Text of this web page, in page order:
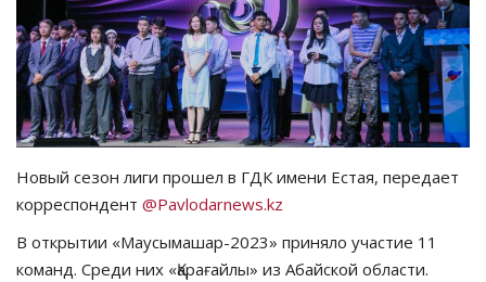
Чек-лист
РАЗВЛЕЧЕНИЯ
OFFICIAL
Курултай
Язык
Новый сезон лиги прошел в ГДК имени Естая, передает
корреспондент @Pavlodarnews.kz
В открытии «Маусымашар-2023» приняло участие 11
команд. Среди них «Қарағайлы» из Абайской области.